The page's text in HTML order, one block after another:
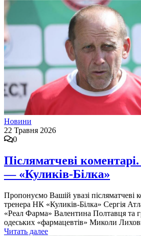
Новини
22 Травня 2026
0
Післяматчеві
— «Куликів-Білка»
Пропонуємо Вашій увазі післяматчеві
тренера НК «Куликів-Білка» Сергія
«Реал Фарма» Валентина Полтавця та
одеських «фармацевтів» Миколи
Читать далее